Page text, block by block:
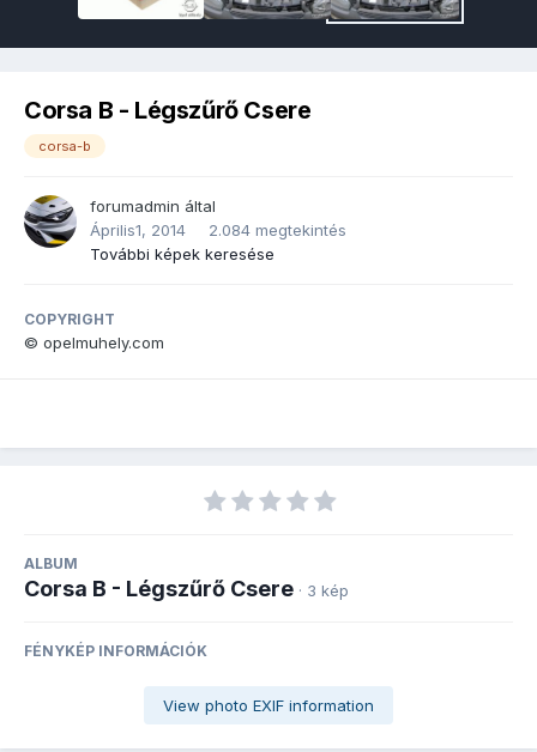
Corsa B - Légszűrő Csere
corsa-b
forumadmin által
Április1, 2014
2.084 megtekintés
További képek keresése
COPYRIGHT
© opelmuhely.com
ALBUM
Corsa B - Légszűrő Csere · 3 kép
FÉNYKÉP INFORMÁCIÓK
View photo EXIF information